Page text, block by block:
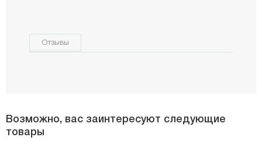
Отзывы
Возможно, вас заинтересуют следующие
товары